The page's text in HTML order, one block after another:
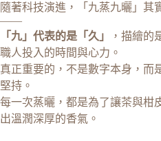
隨著科技演進，「九蒸九曬」其
——
「九」代表的是「久」
，描繪的
職人投入的時間與心力。
真正重要的，不是數字本身，而
堅持。
每一次蒸曬，都是為了讓茶與柑
出溫潤深厚的香氣。